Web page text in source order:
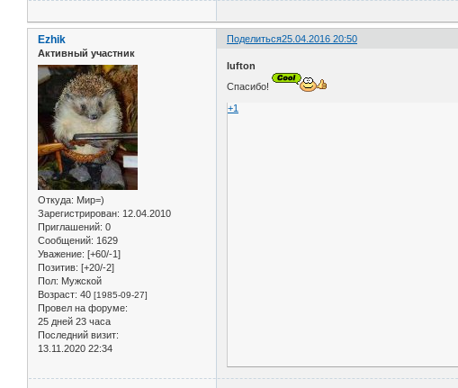
Поделиться25.04.2016 20:50
Ezhik
Активный участник
Откуда: Мир=)
Зарегистрирован: 12.04.2010
Приглашений: 0
Сообщений: 1629
Уважение: [+60/-1]
Позитив: [+20/-2]
Пол: Мужской
Возраст: 40 [1985-09-27]
Провел на форуме:
25 дней 23 часа
Последний визит:
13.11.2020 22:34
lufton
Спасибо!
+1